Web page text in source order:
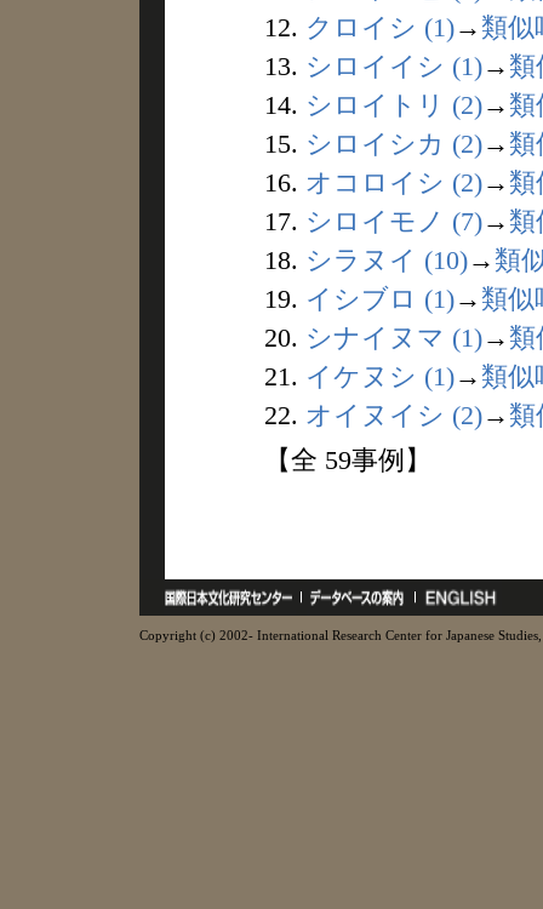
12. クロイシ (1)→ 類似
13. シロイイシ (1)→ 類
14. シロイトリ (2)→ 類
15. シロイシカ (2)→ 類
16. オコロイシ (2)→ 類
17. シロイモノ (7)→ 類
18. シラヌイ (10)→ 類
19. イシブロ (1)→ 類似
20. シナイヌマ (1)→ 類
21. イケヌシ (1)→ 類似
22. オイヌイシ (2)→ 類
【全 59事例】
Copyright (c) 2002- International Research Center for Japanese